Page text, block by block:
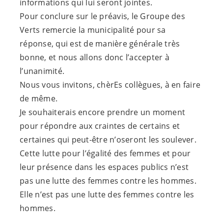
informations qui lui seront jointes.
Pour conclure sur le préavis, le Groupe des
Verts remercie la municipalité pour sa
réponse, qui est de manière générale très
bonne, et nous allons donc l’accepter à
l’unanimité.
Nous vous invitons, chèrEs collègues, à en faire
de même.
Je souhaiterais encore prendre un moment
pour répondre aux craintes de certains et
certaines qui peut-être n’oseront les soulever.
Cette lutte pour l’égalité des femmes et pour
leur présence dans les espaces publics n’est
pas une lutte des femmes contre les hommes.
Elle n’est pas une lutte des femmes contre les
hommes.